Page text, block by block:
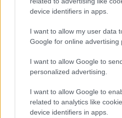
device identifiers in apps.
I want to allow my user data
Google for online advertising
I want to allow Google to
personalized advertising.
I want to allow Google to
related to analytics like
device identifiers in apps.
Uniós források: íme a
ELEMZÉSEK 2026. júl. 20.